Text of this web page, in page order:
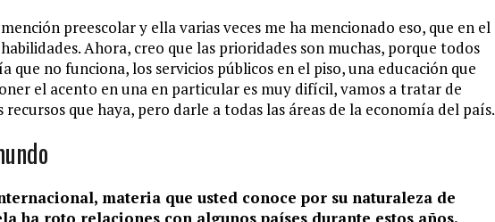
preescolar y ella varias veces me ha mencionado eso, que en el
Ahora, creo que las prioridades son muchas, porque todos
que no funciona, los servicios públicos en el piso, una educación que
el acento en una en particular es muy difícil, vamos a tratar de
que haya, pero darle a todas las áreas de la economía del país.
materia que usted conoce por su naturaleza de